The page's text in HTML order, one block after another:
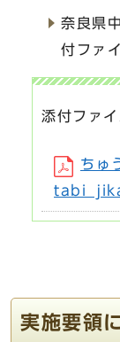
奈良県
付ファ
添付ファイ
ちゅ
実施要領